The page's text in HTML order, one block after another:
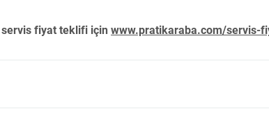
servis fiyat teklifi için www.pratikaraba.com/servis-